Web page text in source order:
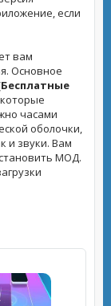
если
вам
Основное
часами
оболочки,
и звуки. Вам
МОД.